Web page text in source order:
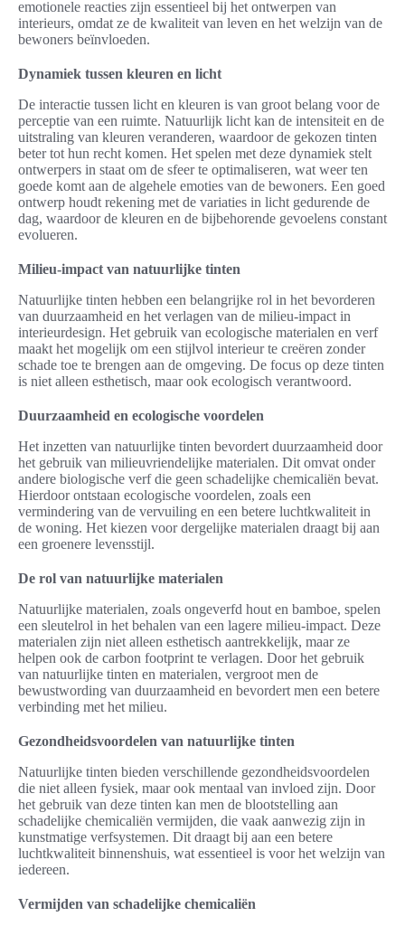
emotionele reacties zijn essentieel bij het ontwerpen van
interieurs, omdat ze de kwaliteit van leven en het welzijn van de
bewoners beïnvloeden.
Dynamiek tussen kleuren en licht
De interactie tussen licht en kleuren is van groot belang voor de
perceptie van een ruimte. Natuurlijk licht kan de intensiteit en de
uitstraling van kleuren veranderen, waardoor de gekozen tinten
beter tot hun recht komen. Het spelen met deze dynamiek stelt
ontwerpers in staat om de sfeer te optimaliseren, wat weer ten
goede komt aan de algehele emoties van de bewoners. Een goed
ontwerp houdt rekening met de variaties in licht gedurende de
dag, waardoor de kleuren en de bijbehorende gevoelens constant
evolueren.
Milieu-impact van natuurlijke tinten
Natuurlijke tinten hebben een belangrijke rol in het bevorderen
van duurzaamheid en het verlagen van de milieu-impact in
interieurdesign. Het gebruik van ecologische materialen en verf
maakt het mogelijk om een stijlvol interieur te creëren zonder
schade toe te brengen aan de omgeving. De focus op deze tinten
is niet alleen esthetisch, maar ook ecologisch verantwoord.
Duurzaamheid en ecologische voordelen
Het inzetten van natuurlijke tinten bevordert duurzaamheid door
het gebruik van milieuvriendelijke materialen. Dit omvat onder
andere biologische verf die geen schadelijke chemicaliën bevat.
Hierdoor ontstaan ecologische voordelen, zoals een
vermindering van de vervuiling en een betere luchtkwaliteit in
de woning. Het kiezen voor dergelijke materialen draagt bij aan
een groenere levensstijl.
De rol van natuurlijke materialen
Natuurlijke materialen, zoals ongeverfd hout en bamboe, spelen
een sleutelrol in het behalen van een lagere milieu-impact. Deze
materialen zijn niet alleen esthetisch aantrekkelijk, maar ze
helpen ook de carbon footprint te verlagen. Door het gebruik
van natuurlijke tinten en materialen, vergroot men de
bewustwording van duurzaamheid en bevordert men een betere
verbinding met het milieu.
Gezondheidsvoordelen van natuurlijke tinten
Natuurlijke tinten bieden verschillende gezondheidsvoordelen
die niet alleen fysiek, maar ook mentaal van invloed zijn. Door
het gebruik van deze tinten kan men de blootstelling aan
schadelijke chemicaliën vermijden, die vaak aanwezig zijn in
kunstmatige verfsystemen. Dit draagt bij aan een betere
luchtkwaliteit binnenshuis, wat essentieel is voor het welzijn van
iedereen.
Vermijden van schadelijke chemicaliën